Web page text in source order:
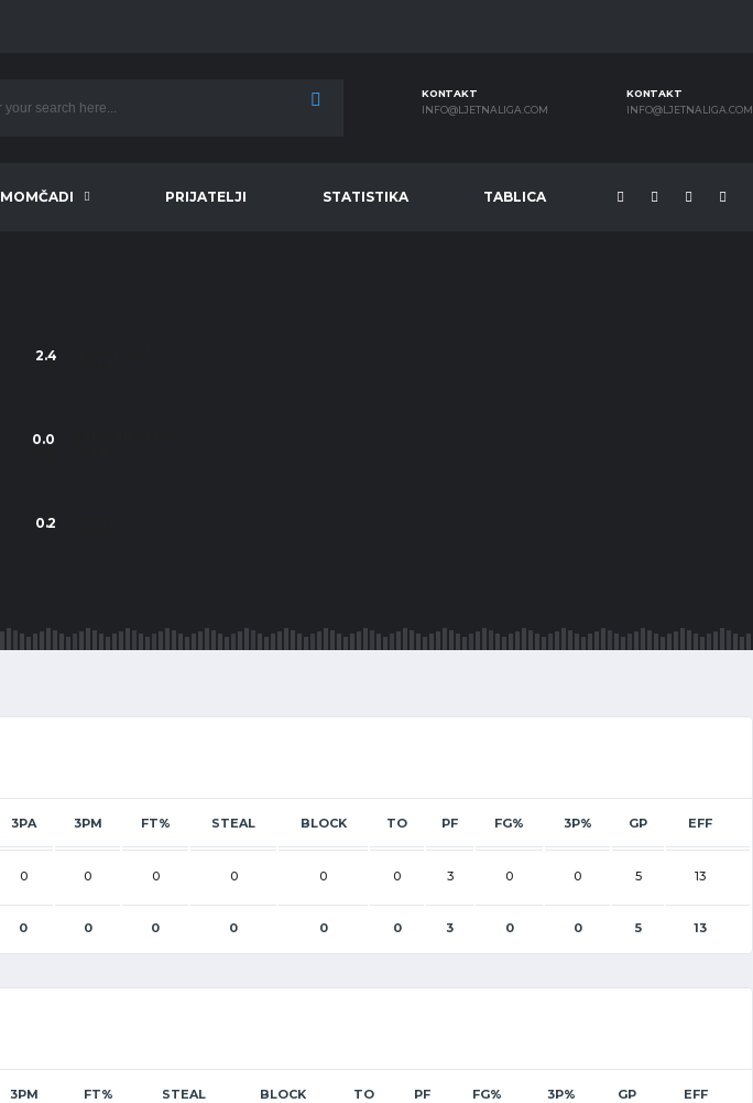
KONTAKT
INFO@LJETNALIGA.COM
KONTAKT
INFO@LJETNALIGA.COM
MOMČADI PRIJATELJI STATISTIKA TABLICA
2.4
0.0
0.2
3PA 3PM FT% STEAL BLOCK TO PF FG% 3P% GP EFF
0 0 0 0 0 0 3 0 0 5 13
0 0 0 0 0 0 3 0 0 5 13
3PM FT% STEAL BLOCK TO PF FG% 3P% GP EFF